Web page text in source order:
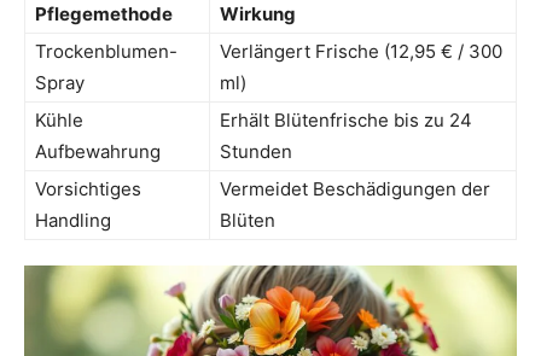
Pflegemethode
Wirkung
Trockenblumen-
Spray
Verlängert Frische (12,95 € / 300
ml)
Kühle
Aufbewahrung
Erhält Blütenfrische bis zu 24
Stunden
Vorsichtiges
Handling
Vermeidet Beschädigungen der
Blüten